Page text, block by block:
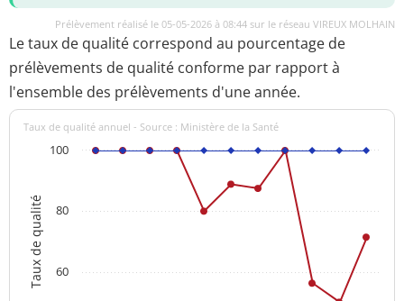
Prélèvement réalisé le 05-05-2026 à 08:44 sur le réseau VIREUX MOLHAIN
Le taux de qualité correspond au pourcentage de
prélèvements de qualité conforme par rapport à
l'ensemble des prélèvements d'une année.
Taux de qualité
Taux de qualité annuel - Source : Ministère de la Santé
60
80
100